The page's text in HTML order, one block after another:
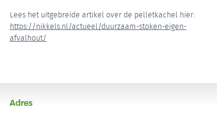
Lees het uitgebreide artikel over de pelletkachel hier:
https://nikkels.nl/actueel/duurzaam-stoken-eigen-
afvalhout/
Adres